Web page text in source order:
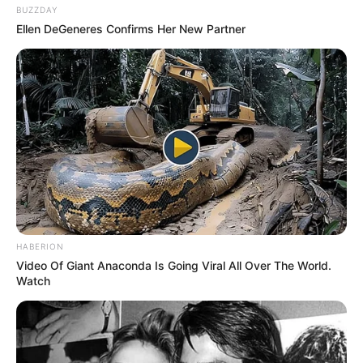
Wäre es nicht besser, wenn sich die Präsidenten und
Generäle mit Knüppeln gegenseitig erschlagen würden,
statt mit ihren Herdenarmeen so viele andere Menschen
zu ermorden?
weitere Kalauer
Quermania folgen: Impressum & Kontakt
Suchen:
BUZZDAY
Ellen DeGeneres Confirms Her New Partner
HABERION
Video Of Giant Anaconda Is Going Viral All Over The World.
Watch